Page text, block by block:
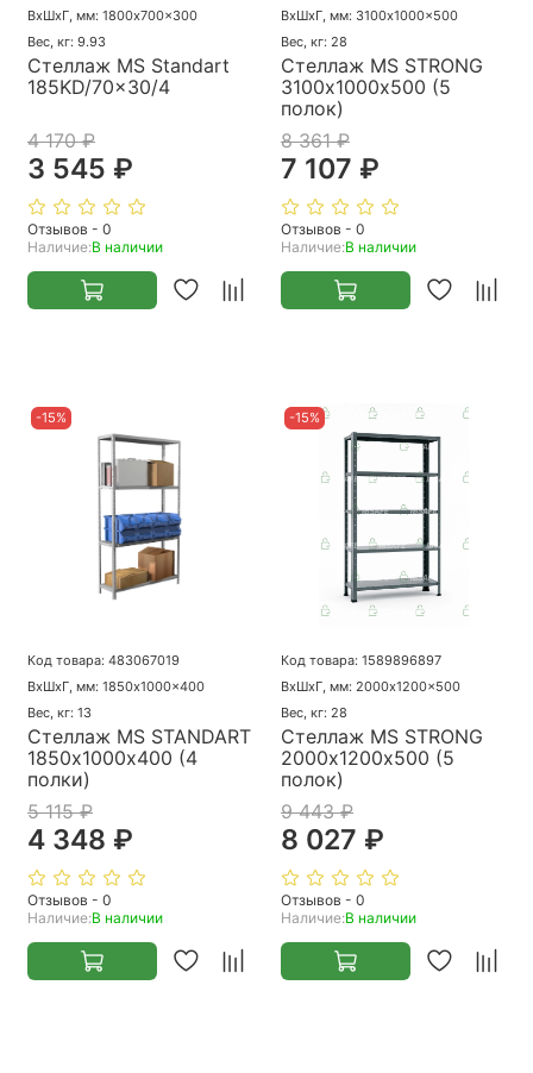
ВхШхГ, мм: 1800x700x300
Вес, кг: 9.93
Стеллаж MS Standart
185KD/70x30/4
4 170 ₽
3 545 ₽
Отзывов - 0
Наличие:В наличии
ВхШхГ, мм: 3100x1000x500
Вес, кг: 28
Стеллаж MS STRONG
3100х1000х500 (5
полок)
8 361 ₽
7 107 ₽
Отзывов - 0
Наличие:В наличии
-15%
Код товара: 483067019
ВхШхГ, мм: 1850x1000x400
Вес, кг: 13
Стеллаж MS STANDART
1850х1000х400 (4
полки)
5 115 ₽
4 348 ₽
Отзывов - 0
Наличие:В наличии
-15%
Код товара: 1589896897
ВхШхГ, мм: 2000x1200x500
Вес, кг: 28
Стеллаж MS STRONG
2000х1200х500 (5
полок)
9 443 ₽
8 027 ₽
Отзывов - 0
Наличие:В наличии